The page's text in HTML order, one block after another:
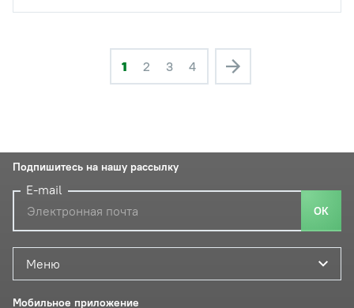
1 2 3 4
Меню
Мобильное приложение
Подпишитесь на нашу рассылку
E-mail
ОК